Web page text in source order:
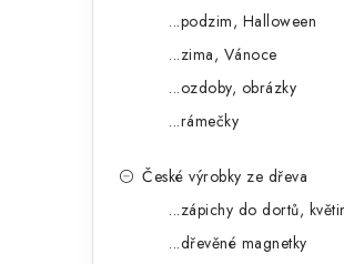
...podzim, Halloween
...zima, Vánoce
...ozdoby, obrázky
...rámečky
České výrobky ze dřeva
...zápichy do dortů,
...dřevěné magnetky